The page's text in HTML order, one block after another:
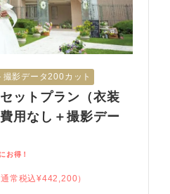
影データ200カット
ットプラン（衣装
用なし＋撮影デー
お得！
通常税込¥442,200）